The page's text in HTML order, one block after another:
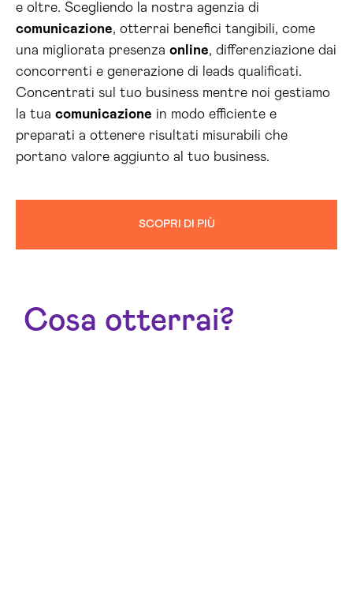
e oltre. Scegliendo la nostra agenzia di
comunicazione, otterrai benefici tangibili, come
una migliorata presenza online, differenziazione dai
concorrenti e generazione di leads qualificati.
Concentrati sul tuo business mentre noi gestiamo
la tua comunicazione in modo efficiente e
preparati a ottenere risultati misurabili che
portano valore aggiunto al tuo business.
SCOPRI DI PIÙ
Cosa otterrai?